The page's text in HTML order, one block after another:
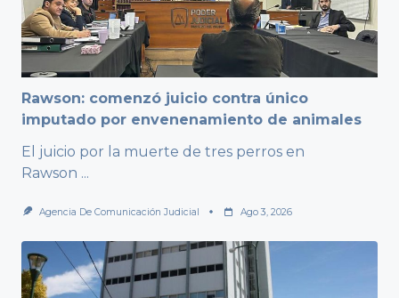
Rawson: comenzó juicio contra único
imputado por envenenamiento de animales
El juicio por la muerte de tres perros en
Rawson ...
Agencia De Comunicación Judicial Ago 3, 2026